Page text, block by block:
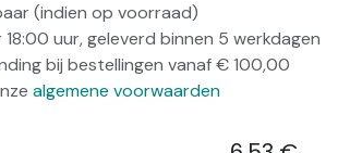
(indien op voorraad)
uur, geleverd binnen 5 werkdagen
bij bestellingen vanaf € 100,00
algemene voorwaarden